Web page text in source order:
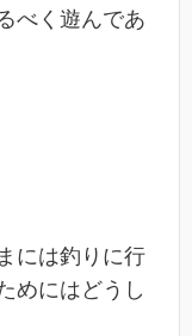
べく遊んであ
には釣りに行
めにはどうし